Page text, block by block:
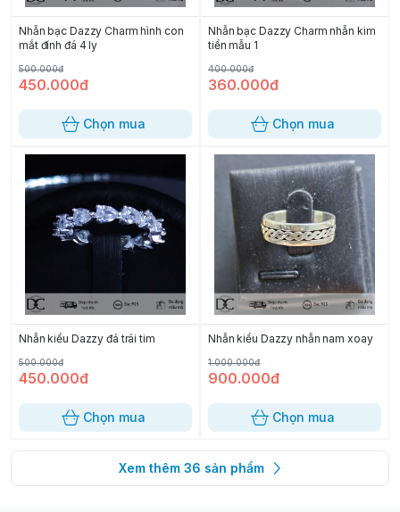
Nhẫn bạc Dazzy Charm hình con
mắt đính đá 4 ly
500.000đ
450.000đ
Chọn mua
Nhẫn bạc Dazzy Charm nhẫn kim
tiền mẫu 1
400.000đ
360.000đ
Chọn mua
Nhẫn kiểu Dazzy đá trái tim
500.000đ
450.000đ
Chọn mua
Nhẫn kiểu Dazzy nhẫn nam xoay
1.000.000đ
900.000đ
Chọn mua
Xem thêm 36 sản phẩm